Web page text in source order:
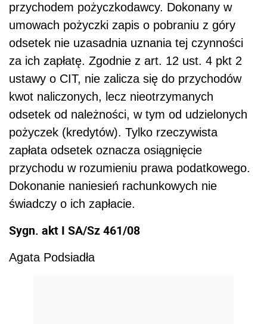
przychodem pożyczkodawcy. Dokonany w
umowach pożyczki zapis o pobraniu z góry
odsetek nie uzasadnia uznania tej czynności
za ich zapłatę. Zgodnie z art. 12 ust. 4 pkt 2
ustawy o CIT, nie zalicza się do przychodów
kwot naliczonych, lecz nieotrzymanych
odsetek od należności, w tym od udzielonych
pożyczek (kredytów). Tylko rzeczywista
zapłata odsetek oznacza osiągnięcie
przychodu w rozumieniu prawa podatkowego.
Dokonanie naniesień rachunkowych nie
świadczy o ich zapłacie.
Sygn. akt I SA/Sz 461/08
Agata Podsiadła